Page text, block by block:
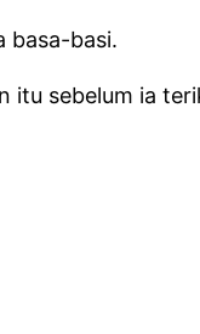
basa-basi.
itu sebelum ia